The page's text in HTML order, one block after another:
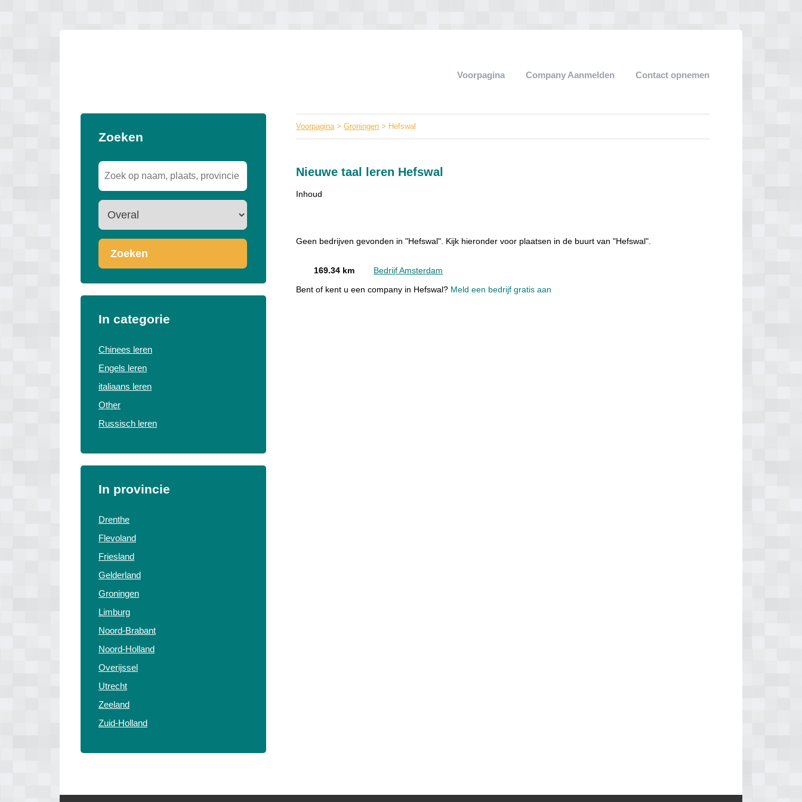
Voorpagina Company Aanmelden Contact opnemen
Zoeken
Zoeken
In categorie
Chinees leren
Engels leren
italiaans leren
Other
Russisch leren
In provincie
Drenthe
Flevoland
Friesland
Gelderland
Groningen
Limburg
Noord-Brabant
Noord-Holland
Overijssel
Utrecht
Zeeland
Zuid-Holland
Voorpagina>Groningen > Hefswal
Nieuwe taal leren Hefswal
Inhoud
Geen bedrijven gevonden in "Hefswal". Kijk hieronder voor plaatsen in de buurt van "Hefswal".
169.34 km Bedrijf Amsterdam
Bent of kent u een company in Hefswal? Meld een bedrijf gratis aan